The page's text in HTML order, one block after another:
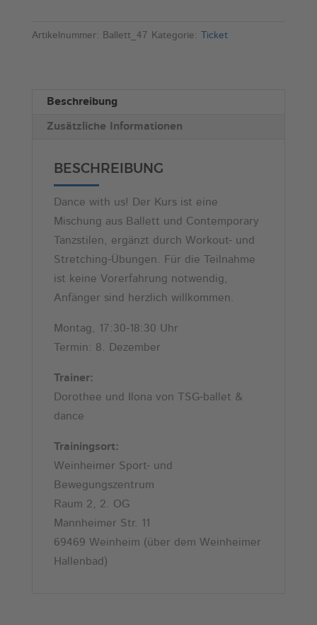
Contemporary
Artikelnummer: Ballett_47 Kategorie: Ticket
Beschreibung
Zusätzliche Informationen
BESCHREIBUNG
Dance with us! Der Kurs ist eine
Mischung aus Ballett und Contemporary
Tanzstilen, ergänzt durch Workout- und
Stretching-Übungen. Für die Teilnahme
ist keine Vorerfahrung notwendig,
Anfänger sind herzlich willkommen.
Montag, 17:30-18:30 Uhr
Termin: 8. Dezember
Trainer:
Dorothee und Ilona von TSG-ballet &
dance
Trainingsort:
Weinheimer Sport- und
Bewegungszentrum
Raum 2, 2. OG
Mannheimer Str. 11
69469 Weinheim (über dem Weinheimer
Hallenbad)